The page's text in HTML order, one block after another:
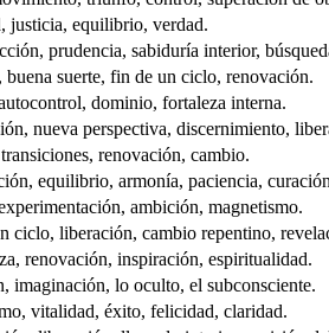
justicia, equilibrio, verdad.
prudencia, sabiduría interior,
buena suerte, fin de un ciclo, renovación.
dominio, fortaleza interna.
nueva perspectiva, discernimiento,
renovación, cambio.
equilibrio, armonía, paciencia,
ambición, magnetismo.
ciclo, liberación, cambio repentino,
renovación, inspiración, espiritualidad.
imaginación, lo oculto, el subconsciente.
vitalidad, éxito, felicidad, claridad.